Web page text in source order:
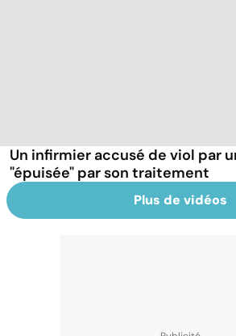
Un infirmier accusé de viol par
"épuisée" par son traitement
Plus de vidéos